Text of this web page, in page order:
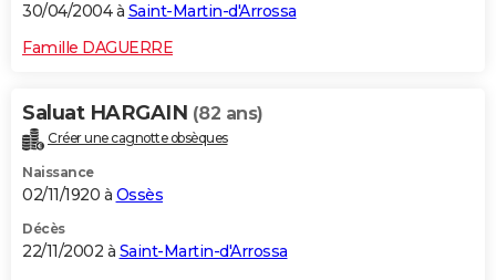
30/04/2004 à Saint-Martin-d'Arrossa
Famille DAGUERRE
Saluat HARGAIN (82 ans)
Créer une cagnotte obsèques
Naissance
02/11/1920 à Ossès
Décès
22/11/2002 à Saint-Martin-d'Arrossa